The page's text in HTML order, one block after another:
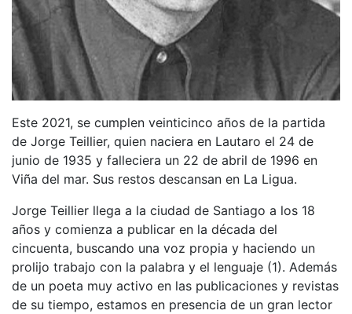
Este 2021, se cumplen veinticinco años de la partida
de Jorge Teillier, quien naciera en Lautaro el 24 de
junio de 1935 y falleciera un 22 de abril de 1996 en
Viña del mar. Sus restos descansan en La Ligua.
Jorge Teillier llega a la ciudad de Santiago a los 18
años y comienza a publicar en la década del
cincuenta, buscando una voz propia y haciendo un
prolijo trabajo con la palabra y el lenguaje (1). Además
de un poeta muy activo en las publicaciones y revistas
de su tiempo, estamos en presencia de un gran lector